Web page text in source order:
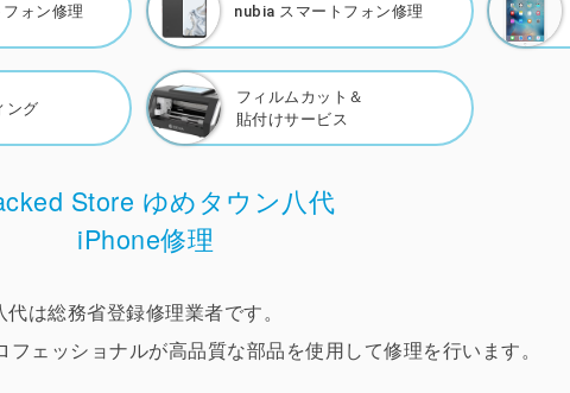
フォン修理 nubia スマートフォン修理
ング
フィルムカット＆
貼付けサービス
Store ゆめタウン八代
iPhone修理
は総務省登録修理業者です。
ェッショナルが高品質な部品を使用して修理を行います。